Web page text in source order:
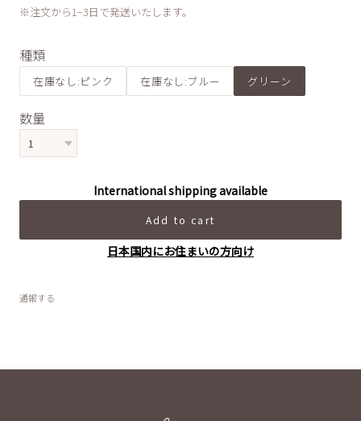
※注文から1−3日で発送いたします。
種類
在庫なし:ピンク 在庫なし:ブルー グリーン
数量
International shipping available
Add to cart
日本国内にお住まいの方向け
通報する